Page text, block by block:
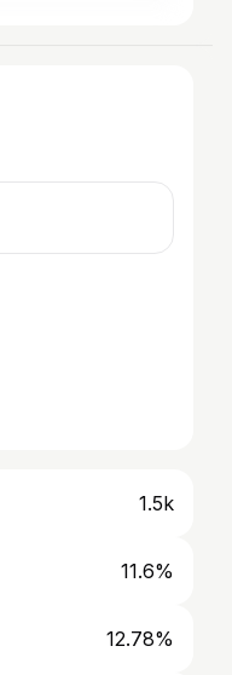
1.5k
11.6%
12.78%